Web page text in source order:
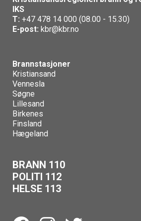
IKS
T: +47 478 14 000 (08.00 - 15.30)
E-post: kbr@kbr.no
Brannstasjoner
Kristiansand
Vennesla
Søgne
Lillesand
Birkenes
Finsland
Hægeland
BRANN 110
POLITI 112
HELSE 113